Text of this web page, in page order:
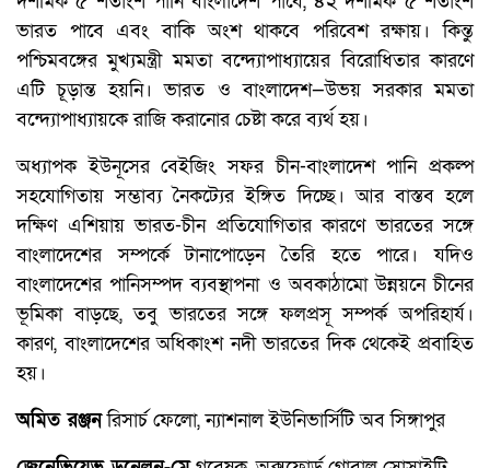
ভারত পাবে এবং বাকি অংশ থাকবে পরিবেশ রক্ষায়। কিন্তু
পশ্চিমবঙ্গের মুখ্যমন্ত্রী মমতা বন্দ্যোপাধ্যায়ের বিরোধিতার কারণে
এটি চূড়ান্ত হয়নি। ভারত ও বাংলাদেশ—উভয় সরকার মমতা
বন্দ্যোপাধ্যায়কে রাজি করানোর চেষ্টা করে ব্যর্থ হয়।
অধ্যাপক ইউনূসের বেইজিং সফর চীন-বাংলাদেশ পানি প্রকল্প
সহযোগিতায় সম্ভাব্য নৈকট্যের ইঙ্গিত দিচ্ছে। আর বাস্তব হলে
দক্ষিণ এশিয়ায় ভারত-চীন প্রতিযোগিতার কারণে ভারতের সঙ্গে
বাংলাদেশের সম্পর্কে টানাপোড়েন তৈরি হতে পারে। যদিও
বাংলাদেশের পানিসম্পদ ব্যবস্থাপনা ও অবকাঠামো উন্নয়নে চীনের
ভূমিকা বাড়ছে, তবু ভারতের সঙ্গে ফলপ্রসূ সম্পর্ক অপরিহার্য।
কারণ, বাংলাদেশের অধিকাংশ নদী ভারতের দিক থেকেই প্রবাহিত
হয়।
অমিত রঞ্জনরিসার্চ ফেলো, ন্যাশনাল ইউনিভার্সিটি অব সিঙ্গাপুর